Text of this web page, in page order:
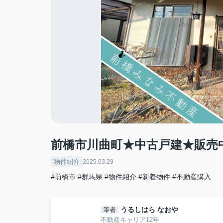
前橋市川曲町★中古戸建★販売
物件紹介 2025.03.29
#前橋市 #群馬県 #物件紹介 #新着物件 #不動産購入
筆者 うるしはら なおや
不動産キャリア12年